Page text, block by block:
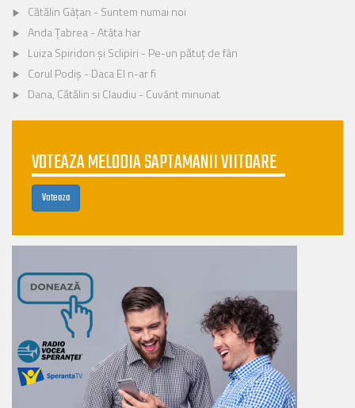
Cătălin Gâțan - Suntem numai noi
Anda Țabrea - Atâta har
Luiza Spiridon și Sclipiri - Pe-un pătuț de fân
Corul Podiș - Daca El n-ar fi
Dana, Cătălin si Claudiu - Cuvânt minunat
VOTEAZA MELODIA SAPTAMANII VIITOARE
Voteaza